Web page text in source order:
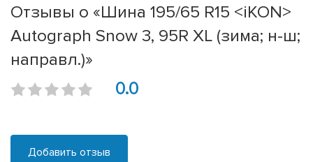
Отзывы о «Шина 195/65 R15 <iKON>
Autograph Snow 3, 95R XL (зима; н-ш;
направл.)»
0.0
Добавить отзыв